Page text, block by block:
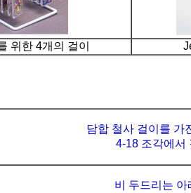
위한 4개의 걸이
담합 철사 걸이를 가
4-18 조각에서
비 두드리는 아